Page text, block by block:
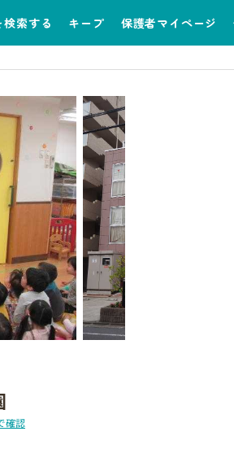
索する キープ 保護者マイページ
確認